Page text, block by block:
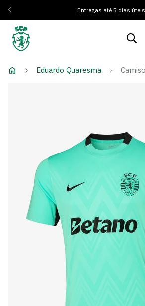
Entregas até 5 dias úteis
Eduardo Quaresma